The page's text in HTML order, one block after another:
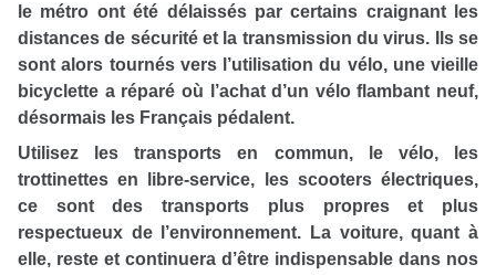
le métro ont été délaissés par certains craignant les
distances de sécurité et la transmission du virus. Ils se
sont alors tournés vers l’utilisation du vélo, une vieille
bicyclette a réparé où l’achat d’un vélo flambant neuf,
désormais les Français pédalent.
Utilisez les transports en commun, le vélo, les
trottinettes en libre-service, les scooters électriques,
ce sont des transports plus propres et plus
respectueux de l’environnement. La voiture, quant à
elle, reste et continuera d’être indispensable dans nos